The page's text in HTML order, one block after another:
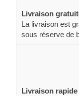
Livraison
La livraison est
sous réserve de
Livraison rapide